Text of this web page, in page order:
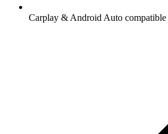
Carplay & Android Auto compatible